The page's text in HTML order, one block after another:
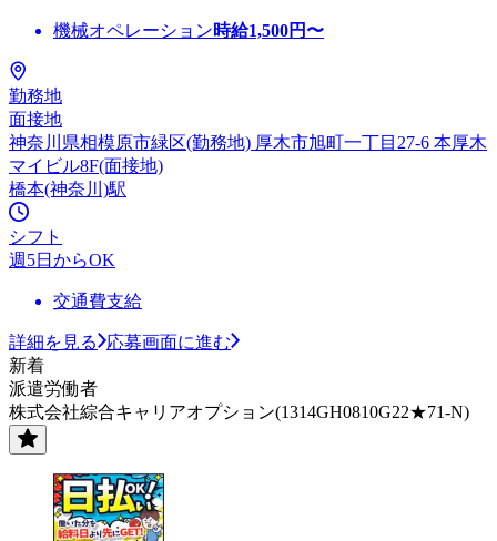
機械オペレーション時給1,500円〜
勤務地
面接地
神奈川県相模原市緑区(勤務地) 厚木市旭町一丁目27-6 本厚木
マイビル8F(面接地)
橋本(神奈川)駅
シフト
週5日からOK
交通費支給
詳細を見る
応募画面に進む
新着
派遣労働者
株式会社綜合キャリアオプション(1314GH0810G22★71-N)